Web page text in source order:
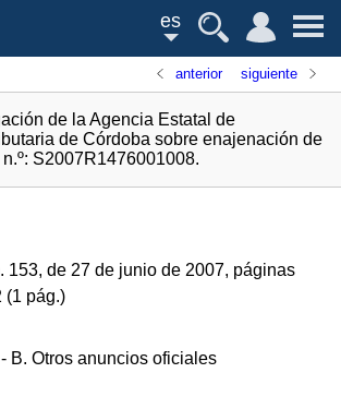
es
anterior siguiente
de la Agencia Estatal de
de Córdoba sobre enajenación de
S2007R1476001008.
153, de 27 de junio de 2007, páginas
(1 pág.)
- B. Otros anuncios oficiales